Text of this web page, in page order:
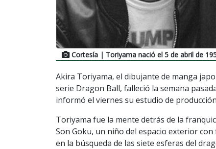
Cortesía | Toriyama nació el 5 de abril de
Akira Toriyama, el dibujante de manga
serie Dragon Ball, falleció la semana
informó el viernes su estudio de
Toriyama fue la mente detrás de la
Son Goku, un niño del espacio exterior
en la búsqueda de las siete esferas del